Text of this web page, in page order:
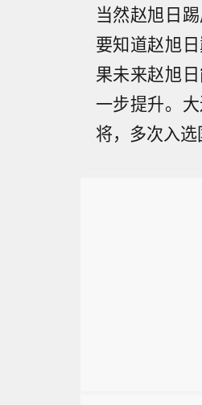
当然赵旭日
要知道赵旭
果未来赵旭
一步提升。
将，多次入